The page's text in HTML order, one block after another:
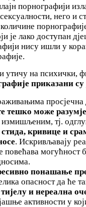
порнографији
него и
је лако доступан
нису ишли у
на психички,
приказани су
тешко може
измишљеним, тј.
стида, кривице и
. Искривљавају
понашање
опасност да ће
и нереална
активности у